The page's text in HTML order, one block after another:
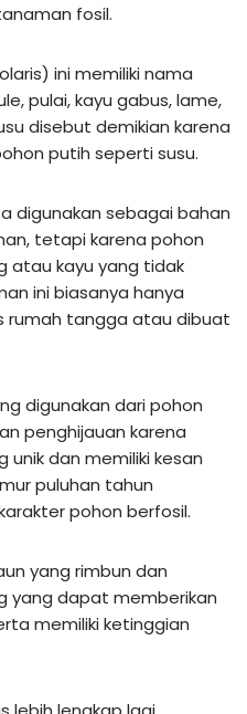
fosil.
ini memiliki nama
pulai, kayu gabus, lame,
disebut demikian karena
putih seperti susu.
digunakan sebagai bahan
tetapi karena pohon
atau kayu yang tidak
ini biasanya hanya
rumah tangga atau dibuat
digunakan dari pohon
penghijauan karena
unik dan memiliki kesan
puluhan tahun
pohon berfosil.
yang rimbun dan
yang dapat memberikan
memiliki ketinggian